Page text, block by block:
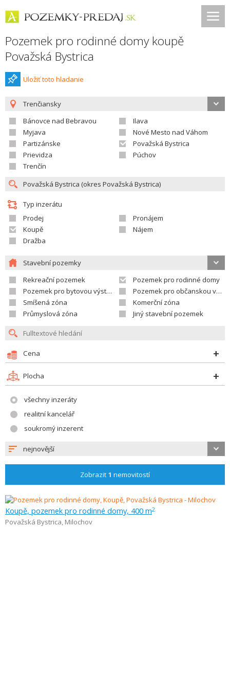
Pozemek pro rodinné domy koupě
Považská Bystrica
Uložiť toto hladanie
Trenčiansky
Bánovce nad Bebravou
Ilava
Myjava
Nové Mesto nad Váhom
Partizánske
Považská Bystrica
Prievidza
Púchov
Trenčín
Typ inzerátu
Prodej
Pronájem
Koupě
Nájem
Dražba
Stavební pozemky
Rekreační pozemek
Pozemek pro rodinné domy
Pozemek pro bytovou výstavbu
Pozemek pro občanskou vybavenost
Smíšená zóna
Komerční zóna
Průmyslová zóna
Jiný stavební pozemek
Cena
Plocha
všechny inzeráty
realitní kancelář
soukromý inzerent
nejnovější
Zobrazit 1 nemovitostí
Koupě, pozemek pro rodinné domy, 400 m2
Považská Bystrica, Milochov